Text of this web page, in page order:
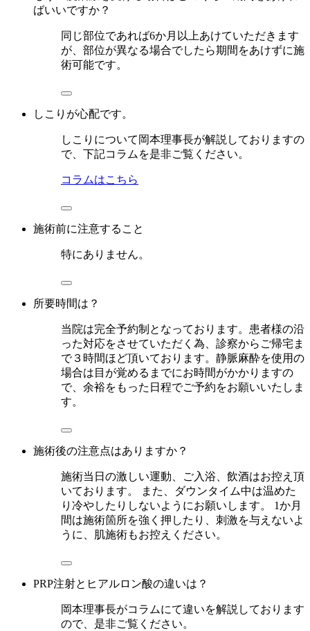
ばいいですか？
同じ部位であれば6か月以上あけていただきます
が、部位が異なる場合でしたら期間をあけずに施
術可能です。
しこりが心配です。
しこりについて岡本理事長が解説しておりますの
で、下記コラムを是非ご覧ください。
コラムはこちら
施術前に注意すること
特にありません。
所要時間は？
当院は完全予約制となっております。患者様の沿
った対応をさせていただく為、診察からご帰宅ま
で３時間ほど頂いております。静脈麻酔を使用の
場合は目が覚めるまでにお時間がかかりますの
で、余裕をもった日程でご予約をお願いいたしま
す。
施術後の注意点はありますか？
施術当日の激しい運動、ご入浴、飲酒はお控え頂
いております。 また、ダウンタイム中は温めた
り冷やしたりしないようにお願いします。 1か月
間は施術箇所を強く押したり、刺激を与えないよ
うに、肌施術もお控えください。
PRP注射とヒアルロン酸の違いは？
岡本理事長がコラムにて違いを解説しております
ので、是非ご覧ください。